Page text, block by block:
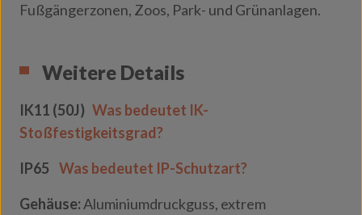
Fußgängerzonen, Zoos, Park- und Grünanlagen.
Weitere Details
IK11 (50J) Was bedeutet IK-
Stoßfestigkeitsgrad?
IP65 Was bedeutet IP-Schutzart?
Gehäuse: Aluminiumdruckguss, extrem